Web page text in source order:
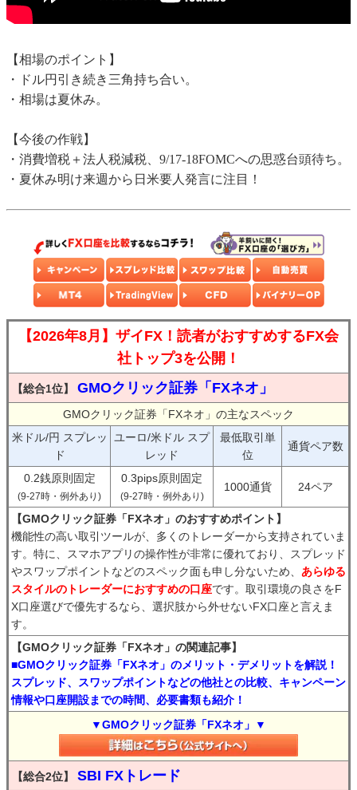
【相場のポイント】
・ドル円引き続き三角持ち合い。
・相場は夏休み。
【今後の作戦】
・消費増税＋法人税減税、9/17-18FOMCへの思惑台頭待ち。
・夏休み明け来週から日米要人発言に注目！
【2026年8月】ザイFX！読者がおすすめするFX会
社トップ3を公開！
【総合1位】 GMOクリック証券「FXネオ」
GMOクリック証券「FXネオ」の主なスペック
米ドル/円 スプレッ
ド
ユーロ/米ドル スプ
レッド
最低取引単
位
通貨ペア数
0.2銭原則固定
(9-27時・例外あり)
0.3pips原則固定
(9-27時・例外あり)
1000通貨 24ペア
【GMOクリック証券「FXネオ」のおすすめポイント】
機能性の高い取引ツールが、多くのトレーダーから支持されていま
す。特に、スマホアプリの操作性が非常に優れており、スプレッド
やスワップポイントなどのスペック面も申し分ないため、 あらゆる
スタイルのトレーダーにおすすめの口座です。取引環境の良さをF
X口座選びで優先するなら、選択肢から外せないFX口座と言えま
す。
【GMOクリック証券「FXネオ」の関連記事】
■GMOクリック証券「FXネオ」のメリット・デメリットを解説！
スプレッド、スワップポイントなどの他社との比較、キャンペーン
情報や口座開設までの時間、必要書類も紹介！
▼GMOクリック証券「FXネオ」▼
【総合2位】 SBI FXトレード